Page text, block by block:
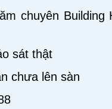
chuyên Building
sát thật
chưa lên sàn